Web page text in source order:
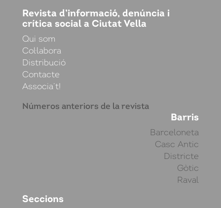
Revista d’informació, denúncia i
crítica social a Ciutat Vella
Qui som
Col·labora
Distribució
Contacte
Associa’t!
Números anteriors de la revista
Barris
Barceloneta
Casc Antic
Districte
Gòtic
Raval
Seccions